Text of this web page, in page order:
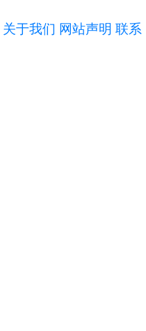
关于我们 网站声明 联系